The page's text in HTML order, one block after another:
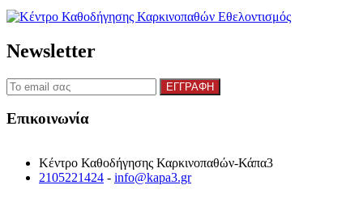
Newsletter
Επικοινωνία
Κέντρο Καθοδήγησης Καρκινοπαθών-Κάπα3
2105221424 - info@kapa3.gr